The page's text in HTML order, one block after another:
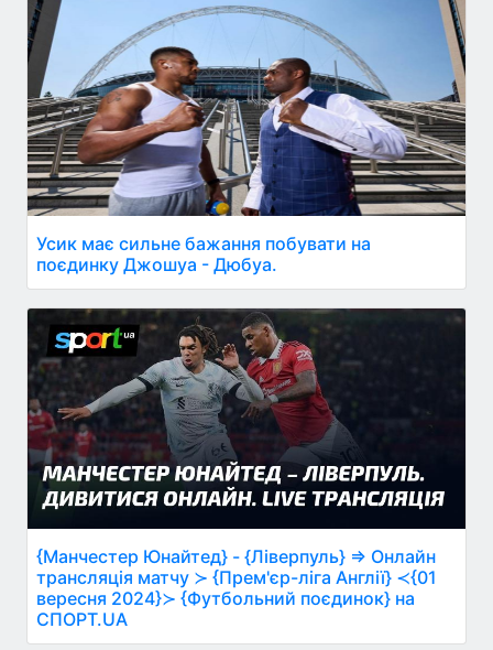
Усик має сильне бажання побувати на
поєдинку Джошуа - Дюбуа.
{Манчестер Юнайтед} - {Ліверпуль} ⇒ Онлайн
трансляція матчу ≻ {Прем'єр-ліга Англії} ≺{01
вересня 2024}≻ {Футбольний поєдинок} на
СПОРТ.UA